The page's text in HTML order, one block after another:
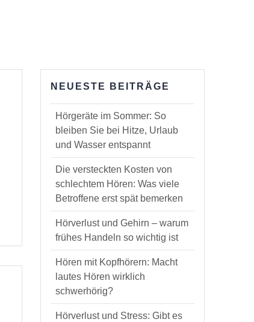
NEUESTE BEITRÄGE
Hörgeräte im Sommer: So
bleiben Sie bei Hitze, Urlaub
und Wasser entspannt
Die versteckten Kosten von
schlechtem Hören: Was viele
Betroffene erst spät bemerken
Hörverlust und Gehirn – warum
frühes Handeln so wichtig ist
Hören mit Kopfhörern: Macht
lautes Hören wirklich
schwerhörig?
Hörverlust und Stress: Gibt es